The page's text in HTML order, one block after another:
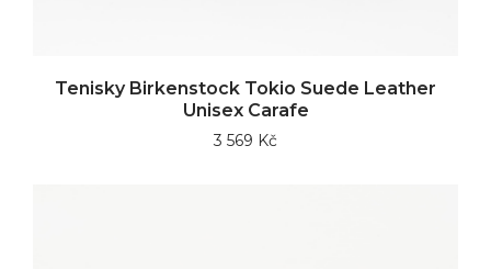
Tenisky Birkenstock Tokio Suede Leather
Unisex Carafe
3 569 Kč